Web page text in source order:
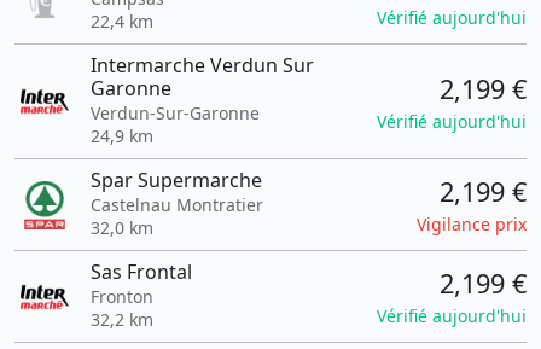
22,4 km
Vérifié aujourd'hui
Intermarche Verdun Sur
Garonne
Verdun-Sur-Garonne
24,9 km
2,199 €
Vérifié aujourd'hui
Spar Supermarche
Castelnau Montratier
32,0 km
2,199 €
Vigilance prix
Sas Frontal
Fronton
32,2 km
2,199 €
Vérifié aujourd'hui